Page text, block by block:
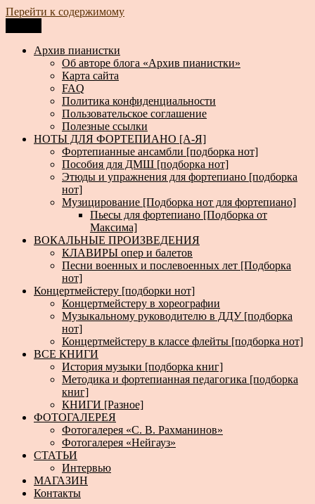
Перейти к содержимому
Архив пианистки
Всё для пианистов: ноты, книги, музыка, статьи…
Архив пианистки
Об авторе блога «Архив пианистки»
Карта сайта
FAQ
Политика конфиденциальности
Пользовательское соглашение
Полезные ссылки
НОТЫ ДЛЯ ФОРТЕПИАНО [А-Я]
Фортепианные ансамбли [подборка нот]
Пособия для ДМШ [подборка нот]
Этюды и упражнения для фортепиано [подборка
нот]
Музицирование [Подборка нот для фортепиано]
Пьесы для фортепиано [Подборка от
Максима]
ВОКАЛЬНЫЕ ПРОИЗВЕДЕНИЯ
КЛАВИРЫ опер и балетов
Песни военных и послевоенных лет [Подборка
нот]
Концертмейстеру [подборки нот]
Концертмейстеру в хореографии
Музыкальному руководителю в ДДУ [подборка
нот]
Концертмейстеру в классе флейты [подборка нот]
ВСЕ КНИГИ
История музыки [подборка книг]
Методика и фортепианная педагогика [подборка
книг]
КНИГИ [Разное]
ФОТОГАЛЕРЕЯ
Фотогалерея «С. В. Рахманинов»
Фотогалерея «Нейгауз»
СТАТЬИ
Интервью
МАГАЗИН
Контакты